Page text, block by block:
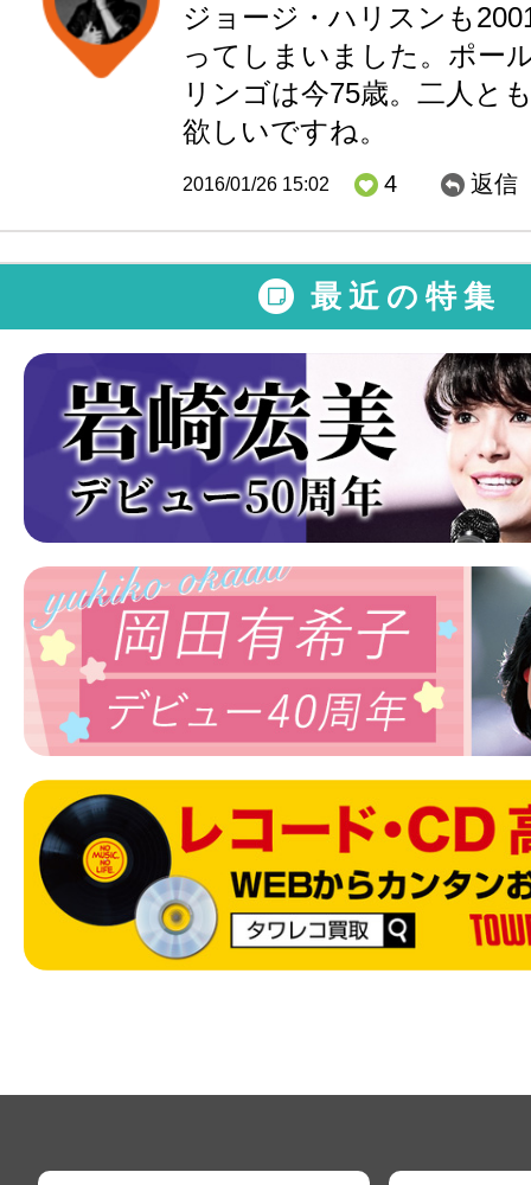
ジョージ・ハリスンも
ってしまいました。ポー
リンゴは今75歳。二人と
欲しいですね。
2016/01/26 15:02 4 返信
最近の特集